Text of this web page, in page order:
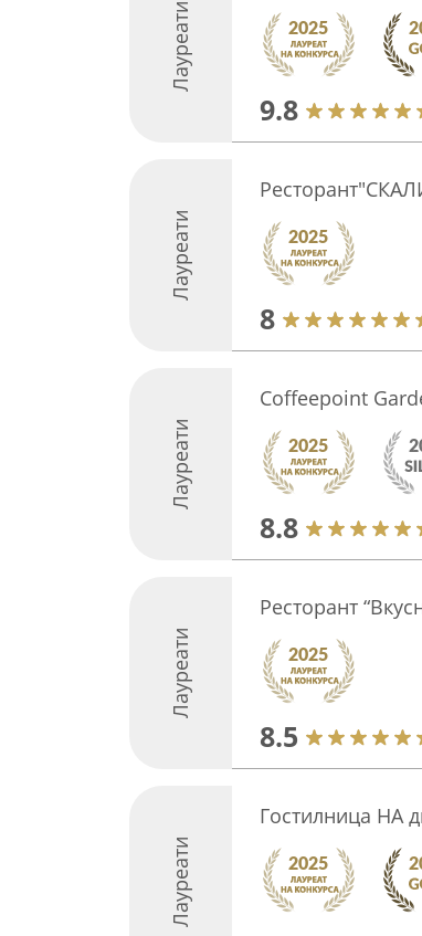
Лауреати
9.8
Лауреати
8
Лауреати
Coffeepoint
8.8
Лауреати
Ресторант
8.5
Лауреати
Гостилница НА